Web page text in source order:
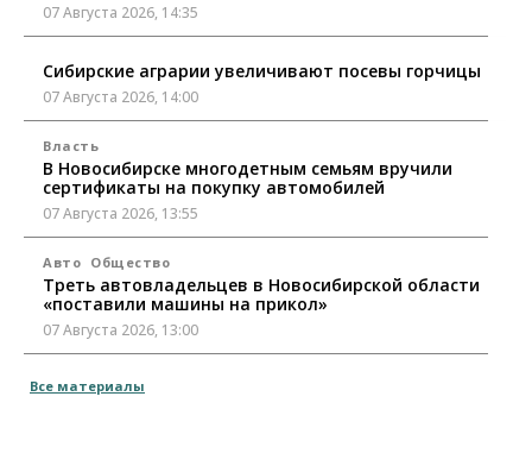
07 Августа 2026, 14:35
Сибирские аграрии увеличивают посевы горчицы
07 Августа 2026, 14:00
Власть
В Новосибирске многодетным семьям вручили
сертификаты на покупку автомобилей
07 Августа 2026, 13:55
Авто Общество
Треть автовладельцев в Новосибирской области
«поставили машины на прикол»
07 Августа 2026, 13:00
Школы, библиотеки, пешеходные тротуары:
Все материалы